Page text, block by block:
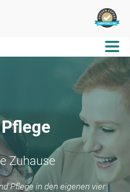
Zuhause
Pflege in den eigenen vier